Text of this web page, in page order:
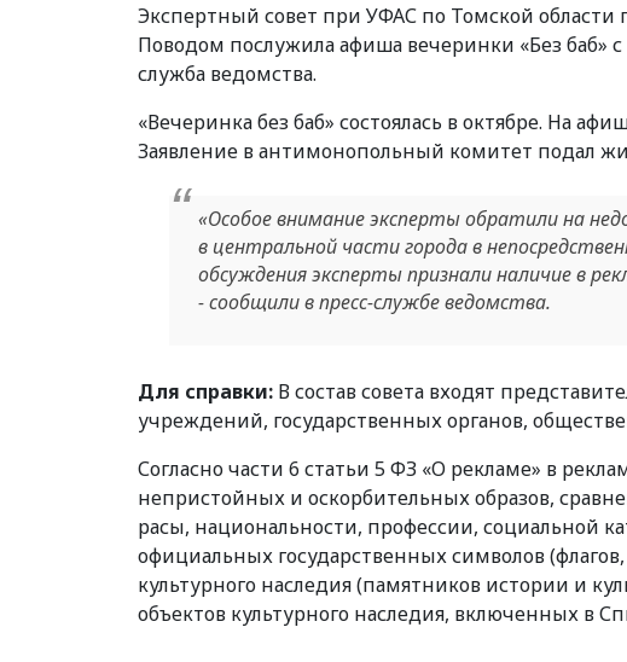
Экспертный совет при УФАС по Томской области
Поводом послужила афиша вечеринки «Без баб»
служба ведомства.
«Вечеринка без баб» состоялась в октябре. На
Заявление в антимонопольный комитет подал
«Особое внимание эксперты обратили на
в центральной части города в
обсуждения эксперты признали наличие в
- сообщили в пресс-службе ведомства.
Для справки: В состав совета входят
учреждений, государственных органов,
Согласно части 6 статьи 5 ФЗ «О рекламе» в
непристойных и оскорбительных образов,
расы, национальности, профессии, социальной
официальных государственных символов
культурного наследия (памятников истории и
объектов культурного наследия, включенных в